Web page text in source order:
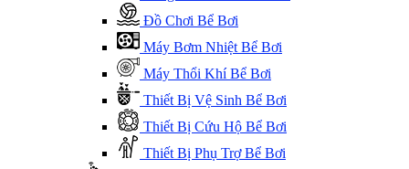
Đồ Chơi Bể Bơi
Máy Bơm Nhiệt Bể Bơi
Máy Thổi Khí Bể Bơi
Thiết Bị Vệ Sinh Bể Bơi
Thiết Bị Cứu Hộ Bể Bơi
Thiết Bị Phụ Trợ Bể Bơi